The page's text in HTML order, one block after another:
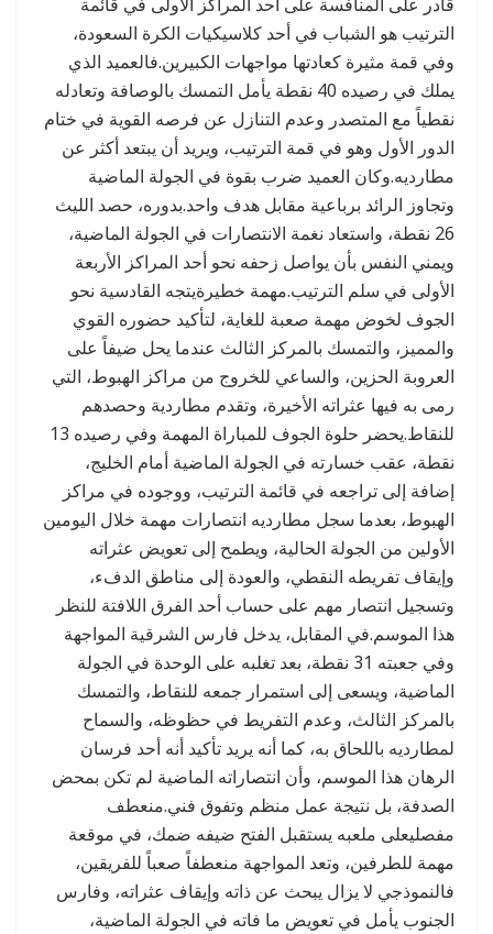
الترتيب هو الشباب في أحد كلاسيكيات الكرة السعودة،
وفي قمة مثيرة كعادتها مواجهات الكبيرين.فالعميد الذي
يملك في رصيده 40 نقطة يأمل التمسك بالوصافة وتعادله
نقطياً مع المتصدر وعدم التنازل عن فرصه القوية في ختام
الدور اﻷول وهو في قمة الترتيب، ويريد أن يبتعد أكثر عن
مطارديه.وكان العميد ضرب بقوة في الجولة الماضية
وتجاوز الرائد برباعية مقابل هدف واحد.بدوره، حصد الليث
26 نقطة، واستعاد نغمة الانتصارات في الجولة الماضية،
ويمني النفس بأن يواصل زحفه نحو أحد المراكز اﻷربعة
اﻷولى في سلم الترتيب.مهمة خطيرةيتجه القادسية نحو
الجوف لخوض مهمة صعبة للغاية، لتأكيد حضوره القوي
والمميز، والتمسك بالمركز الثالث عندما يحل ضيفاً على
العروبة الحزين، والساعي للخروج من مراكز الهبوط، التي
رمى به فيها عثراته اﻷخيرة، وتقدم مطاردية وحصدهم
للنقاط.يحضر حلوة الجوف للمباراة المهمة وفي رصيده 13
نقطة، عقب خسارته في الجولة الماضية أمام الخليج،
إضافة إلى تراجعه في قائمة الترتيب، ووجوده في مراكز
الهبوط، بعدما سجل مطارديه انتصارات مهمة خلال اليومين
اﻷولين من الجولة الحالية، ويطمح إلى تعويض عثراته
وإيقاف تفريطه النقطي، والعودة إلى مناطق الدفء،
وتسجيل انتصار مهم على حساب أحد الفرق اللافتة للنظر
هذا الموسم.في المقابل، يدخل فارس الشرقية المواجهة
وفي جعبته 31 نقطة، بعد تغلبه على الوحدة في الجولة
الماضية، ويسعى إلى استمرار جمعه للنقاط، والتمسك
بالمركز الثالث، وعدم التفريط في حظوظه، والسماح
لمطارديه باللحاق به، كما أنه يريد تأكيد أنه أحد فرسان
الرهان هذا الموسم، وأن انتصاراته الماضية لم تكن بمحض
الصدفة، بل نتيجة عمل منظم وتفوق فني.منعطف
مفصليعلى ملعبه يستقبل الفتح ضيفه ضمك، في موقعة
مهمة للطرفين، وتعد المواجهة منعطفاً صعباً للفريقين،
فالنموذجي لا يزال يبحث عن ذاته وإيقاف عثراته، وفارس
الجنوب يأمل في تعويض ما فاته في الجولة الماضية،